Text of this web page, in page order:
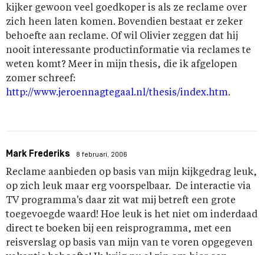
kijker gewoon veel goedkoper is als ze reclame over
zich heen laten komen. Bovendien bestaat er zeker
behoefte aan reclame. Of wil Olivier zeggen dat hij
nooit interessante productinformatie via reclames te
weten komt? Meer in mijn thesis, die ik afgelopen
zomer schreef:
http://www.jeroennagtegaal.nl/thesis/index.htm.
Mark Frederiks 8 februari, 2006
Reclame aanbieden op basis van mijn kijkgedrag leuk,
op zich leuk maar erg voorspelbaar. De interactie via
TV programma's daar zit wat mij betreft een grote
toegevoegde waard! Hoe leuk is het niet om inderdaad
direct te boeken bij een reisprogramma, met een
reisverslag op basis van mijn van te voren opgegeven